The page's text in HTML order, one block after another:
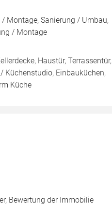
Montage, Sanierung / Umbau,
/ Montage
Haustür, Terrassentür,
Küchenstudio, Einbauküchen,
Küche
Bewertung der Immobilie